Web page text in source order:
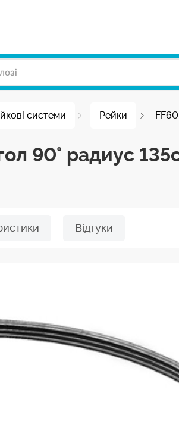
системи Рейки
90° радиус
Відгуки